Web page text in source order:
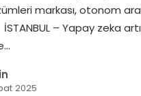
markası, otonom
– Yapay zeka
2025